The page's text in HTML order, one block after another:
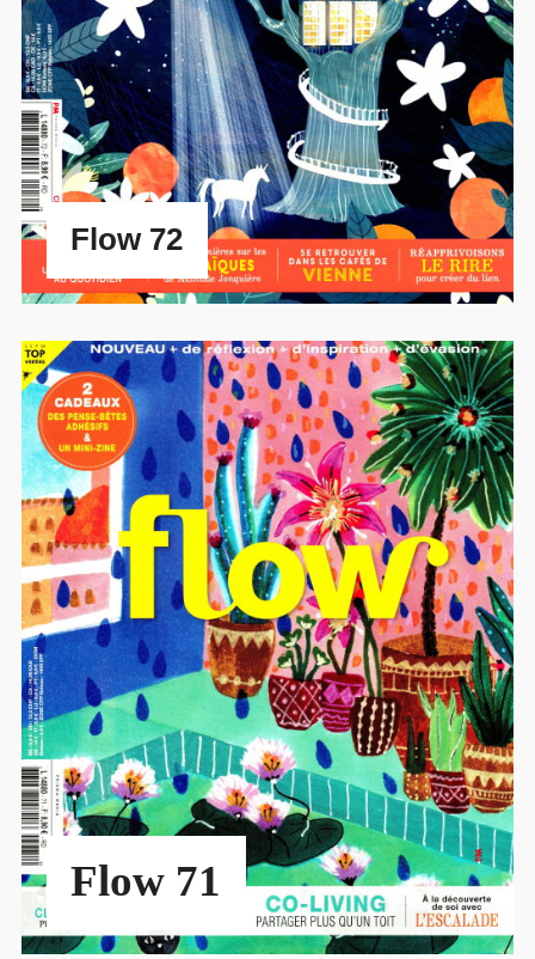
Flow 72
Flow 71